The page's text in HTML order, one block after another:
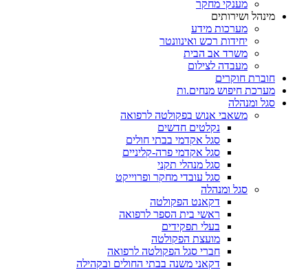
מענקי מחקר
מינהל ושירותים
מערכות מידע
יחידות רכש ואינוונטר
משרד אב הבית
מעבדה לצילום
חוברת חוקרים
מערכת חיפוש מנחים.ות
סגל ומנהלה
משאבי אנוש בפקולטה לרפואה
נקלטים חדשים
סגל אקדמי בבתי חולים
סגל אקדמי פרה-קליניים
סגל מנהלי תקני
סגל עובדי מחקר ופרוייקט
סגל ומנהלה
דקאנט הפקולטה
ראשי בית הספר לרפואה
בעלי תפקידים
מועצת הפקולטה
חברי סגל הפקולטה לרפואה
דקאני משנה בבתי החולים ובקהילה